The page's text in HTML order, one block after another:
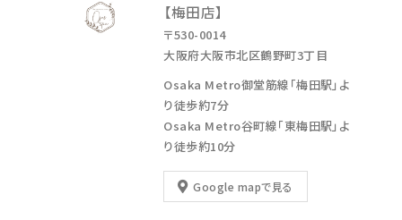
【梅田店】
〒530-0014
大阪府大阪市北区鶴野町3丁目
Osaka Metro御堂筋線「梅田駅」よ
り徒歩約7分
Osaka Metro谷町線「東梅田駅」よ
り徒歩約10分
Google mapで見る